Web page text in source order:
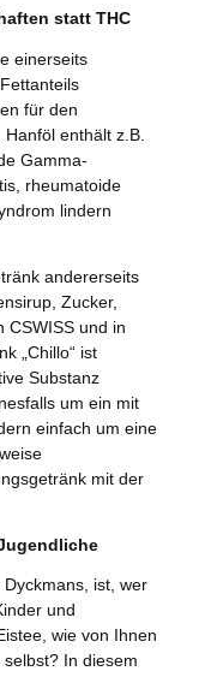
statt THC
einerseits
für den
enthält z.B.
Gamma-
rheumatoide
lindern
andererseits
Zucker,
CSWISS und in
„Chillo“ ist
Substanz
um ein mit
einfach um eine
mit der
ist, wer
und
wie von Ihnen
In diesem